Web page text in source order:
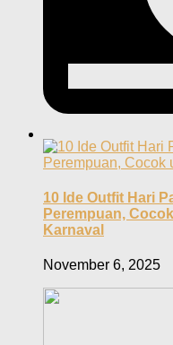
10 Ide Outfit Hari
Perempuan,
Karnaval
November 6, 2025